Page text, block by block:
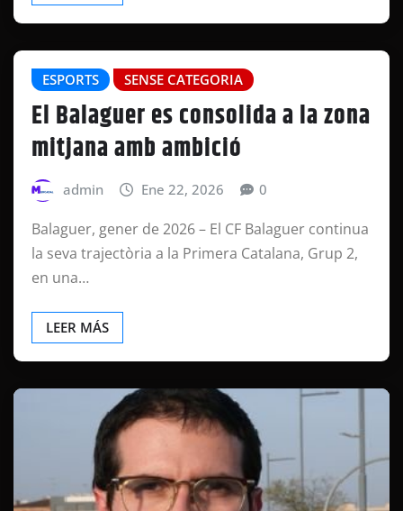
ESPORTS SENSE CATEGORIA
El Balaguer es consolida a la zona
mitjana amb ambició
admin Ene 22, 2026 0
Balaguer, gener de 2026 – El CF Balaguer continua
la seva trajectòria a la Primera Catalana, Grup 2,
en una…
LEER MÁS